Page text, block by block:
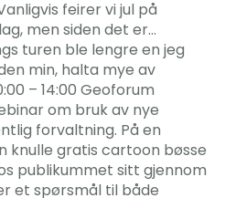
feirer vi jul på
men siden det er…
turen ble lengre en jeg
min, halta mye av
– 14:00 Geoforum
om bruk av nye
forvaltning. På en
knulle gratis cartoon bøsse
publikummet sitt gjennom
et spørsmål til både